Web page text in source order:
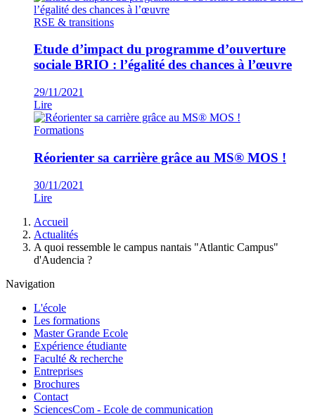
RSE & transitions
Etude d’impact du programme d’ouverture
sociale BRIO : l’égalité des chances à l’œuvre
29/11/2021
Lire
Formations
Réorienter sa carrière grâce au MS® MOS !
30/11/2021
Lire
d'Ariane
Accueil
Actualités
A quoi ressemble le campus nantais "Atlantic Campus"
d'Audencia ?
Navigation
L'école
Les formations
Master Grande Ecole
Expérience étudiante
Faculté & recherche
Entreprises
Brochures
Contact
SciencesCom - Ecole de communication